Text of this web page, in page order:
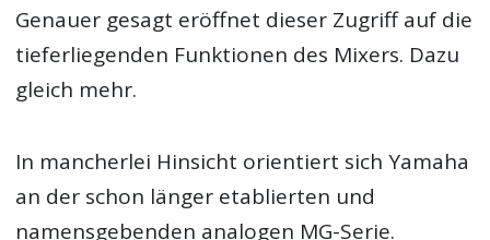
Genauer gesagt eröffnet dieser Zugriff auf die
tieferliegenden Funktionen des Mixers. Dazu
gleich mehr.
In mancherlei Hinsicht orientiert sich Yamaha
an der schon länger etablierten und
namensgebenden analogen MG-Serie.